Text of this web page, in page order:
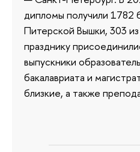
дипломы получили 1782
Питерской Вышки, 303
празднику
выпускники
бакалавриата и
близкие, а также